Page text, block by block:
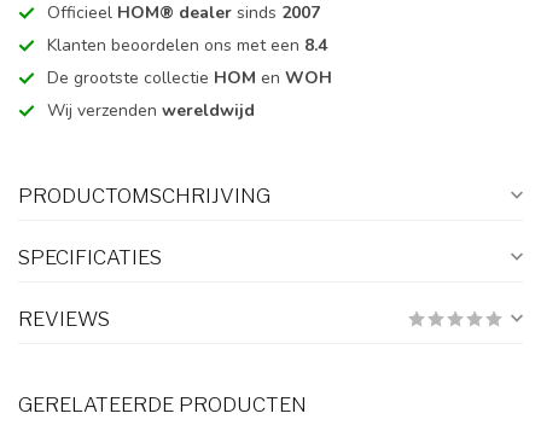
Officieel HOM® dealer sinds 2007
Klanten beoordelen ons met een 8.4
De grootste collectie HOM en WOH
Wij verzenden wereldwijd
PRODUCTOMSCHRIJVING
SPECIFICATIES
REVIEWS
GERELATEERDE PRODUCTEN